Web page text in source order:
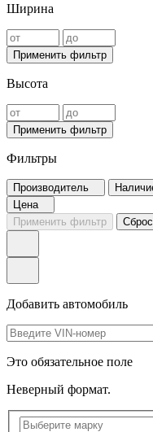
Ширина
Применить фильтр
Высота
Применить фильтр
Фильтры
Производитель
Цена
Применить фильтр
Добавить автомобиль
Это обязательное поле
Неверный формат.